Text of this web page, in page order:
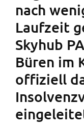
nach
Laufzeit
Skyhub
Büren im
offiziell